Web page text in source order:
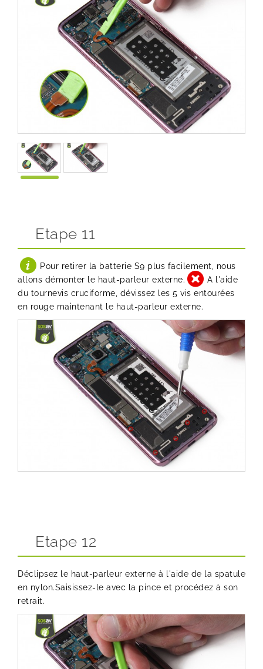
Etape 11
Pour retirer la batterie S9 plus facilement, nous
allons démonter le haut-parleur externe.
A l'aide
du tournevis cruciforme, dévissez les 5 vis entourées
en rouge maintenant le haut-parleur externe.
Etape 12
Déclipsez le haut-parleur externe à l'aide de la spatule
en nylon.Saisissez-le avec la pince et procédez à son
retrait.